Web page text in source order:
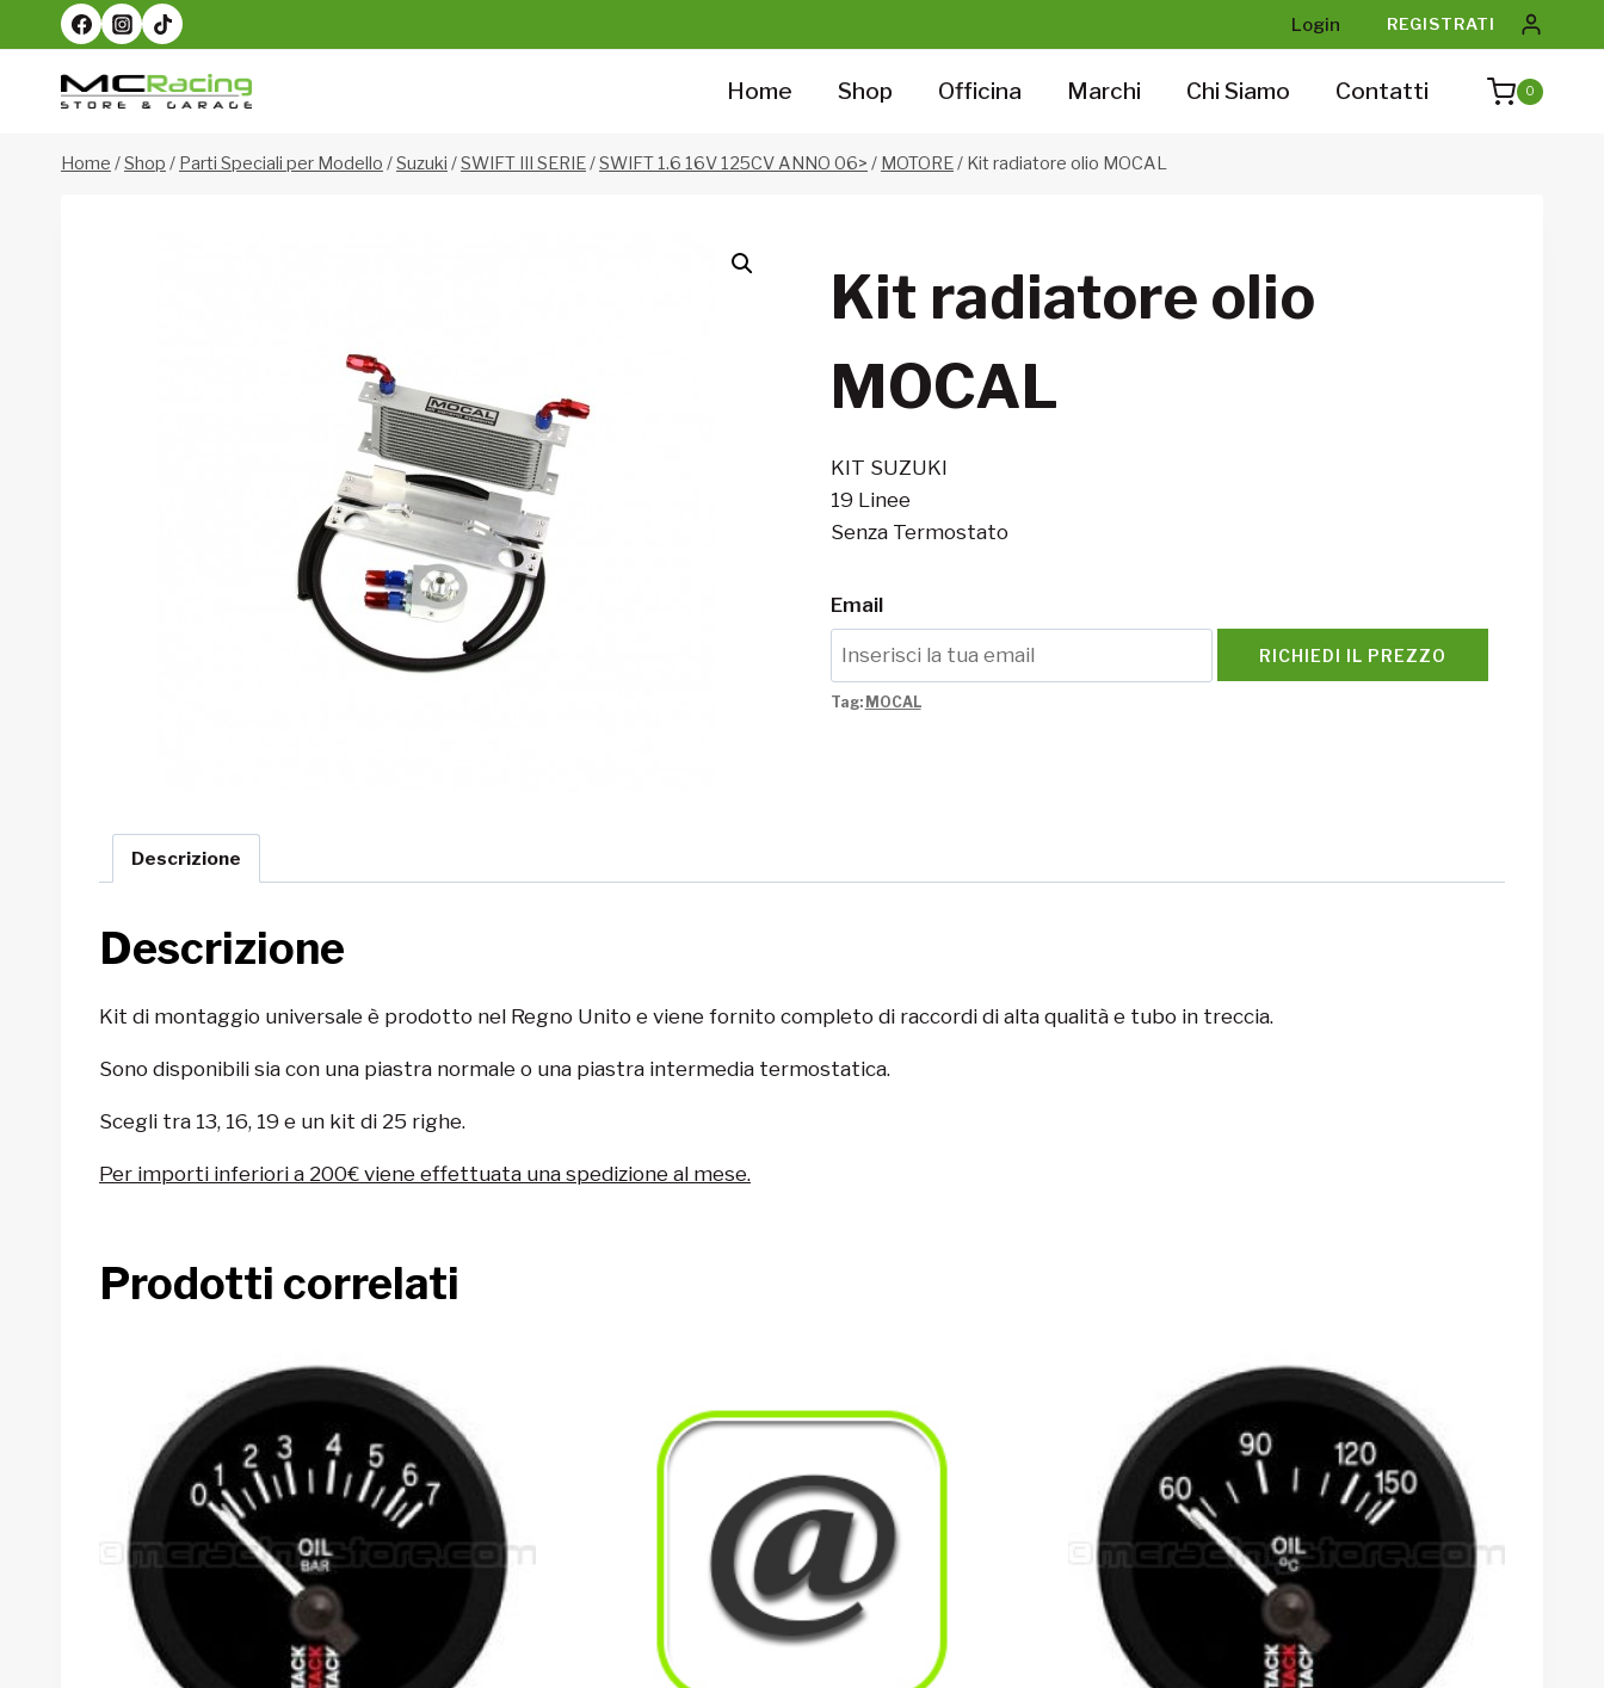
al
contenuto
Login REGISTRATI
Home Shop Officina Marchi Chi Siamo Contatti 0
Home /Shop / Parti Speciali per Modello /Suzuki /SWIFT III SERIE/SWIFT 1.6 16V 125CV ANNO 06> / MOTORE/ Kit radiatore olio MOCAL
Kit radiatore olio
MOCAL
KIT SUZUKI
19 Linee
Senza Termostato
Email
RICHIEDI IL PREZZO
Tag: MOCAL
Descrizione
Descrizione
Kit di montaggio universale è prodotto nel Regno Unito e viene fornito completo di raccordi di alta qualità e tubo in treccia.
Sono disponibili sia con una piastra normale o una piastra intermedia termostatica.
Scegli tra 13, 16, 19 e un kit di 25 righe.
Per importi inferiori a 200€ viene effettuata una spedizione al mese.
Prodotti correlati